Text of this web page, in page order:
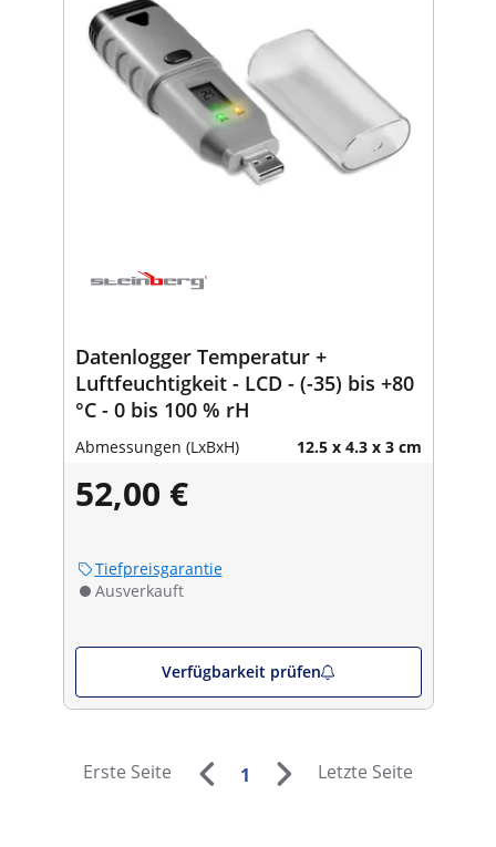
Datenlogger Temperatur +
Luftfeuchtigkeit - LCD - (-35) bis +80
°C - 0 bis 100 % rH
Abmessungen (LxBxH) 12.5 x 4.3 x 3 cm
52,00 €
Tiefpreisgarantie
Ausverkauft
Verfügbarkeit prüfen
Erste Seite 1 Letzte Seite